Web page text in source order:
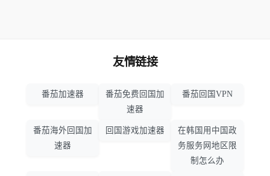
友情链接
番茄加速器
番茄免费回国加
速器
番茄回国VPN
番茄海外回国加
速器
回国游戏加速器
在韩国用中国政
务服务网地区限
制怎么办